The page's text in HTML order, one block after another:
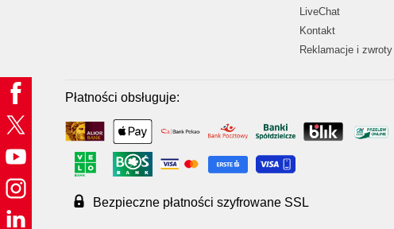
LiveChat
Kontakt
Reklamacje i zwroty
Płatności obsługuje:
Bezpieczne płatności szyfrowane SSL